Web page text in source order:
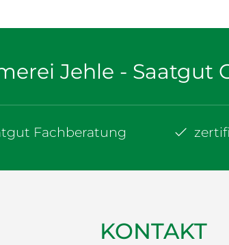
Jehle - Saatgut
Fachberatung
KONTAKT